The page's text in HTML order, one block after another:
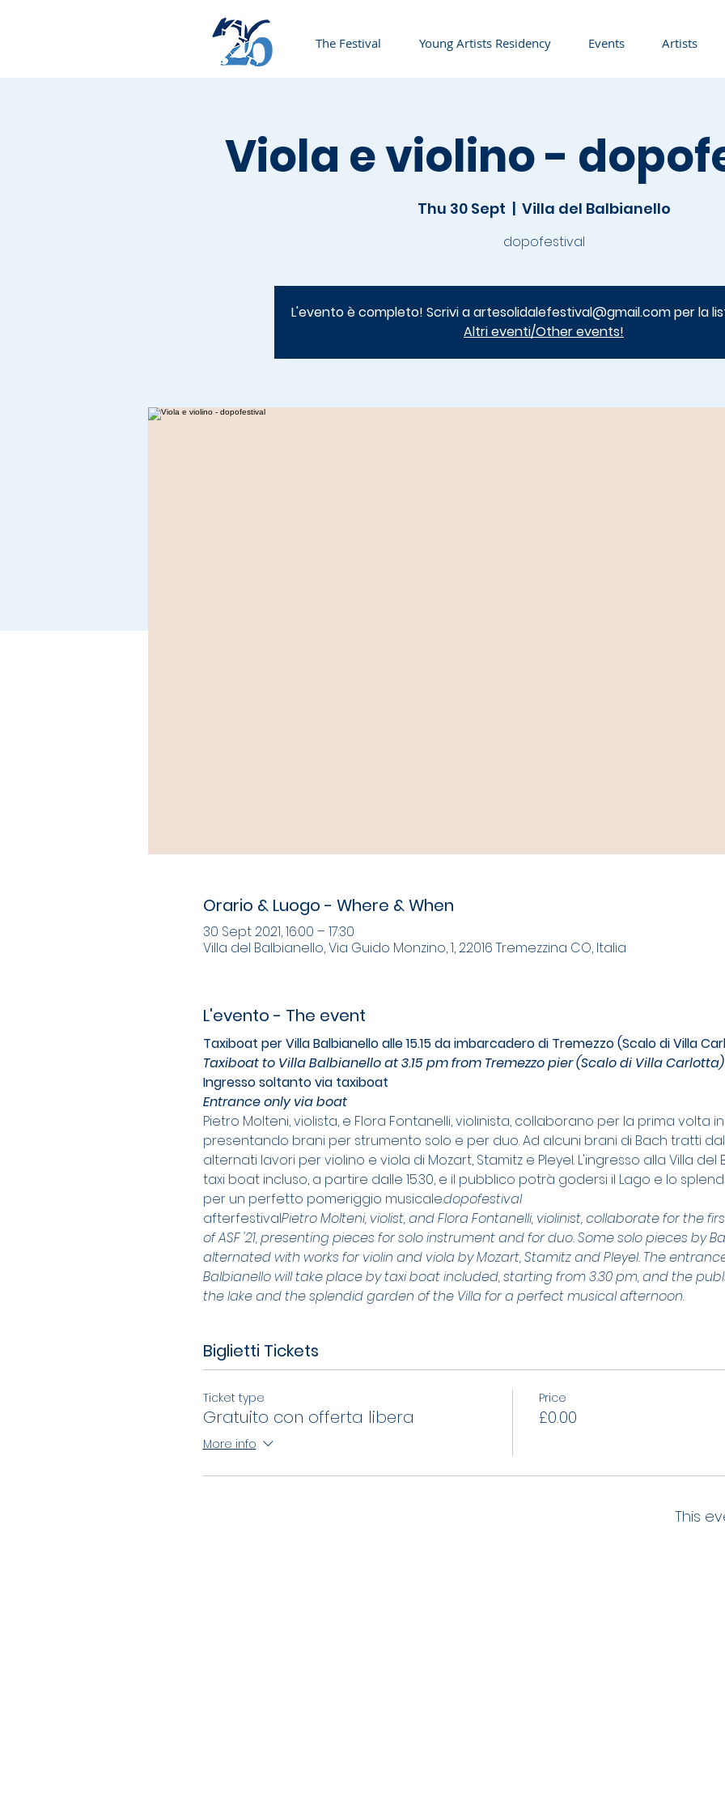
The Festival Young Artists Residency Events Artists
Viola e violino -
Thu 30 Sept
  |
Villa del Balbianello
dopofestival
L'evento è completo! Scrivi a artesolidalefestival@gmail.com per la
Altri eventi/Other events!
Orario & Luogo - Where & When
30 Sept 2021, 16:00 – 17:30
Villa del Balbianello, Via Guido Monzino, 1, 22016 Tremezzina CO, Italia
L'evento - The event
Taxiboat per Villa Balbianello alle 15.15 da imbarcadero di Tremezzo (Scalo di Villa
Taxiboat to Villa Balbianello at 3.15 pm from Tremezzo pier (Scalo di Villa Carlotta)
Ingresso soltanto via taxiboat
Entrance only via boat
Pietro Molteni, violista, e Flora Fontanelli, violinista, collaborano per la prima volta
presentando brani per strumento solo e per duo. Ad alcuni brani di Bach tratti
alternati lavori per violino e viola di Mozart, Stamitz e Pleyel. L'ingresso alla Villa
taxi boat incluso, a partire dalle 15.30, e il pubblico potrà godersi il Lago e lo
per un perfetto pomeriggio musicale.dopofestival
afterfestivalPietro Molteni, violist, and Flora Fontanelli, violinist, collaborate for the
of ASF '21, presenting pieces for solo instrument and for duo. Some solo pieces by
alternated with works for violin and viola by Mozart, Stamitz and Pleyel. The
Balbianello will take place by taxi boat included, starting from 3.30 pm, and the
the lake and the splendid garden of the Villa for a perfect musical afternoon.
Biglietti Tickets
Ticket type
Gratuito con offerta libera
More info
Price
£0.00
This